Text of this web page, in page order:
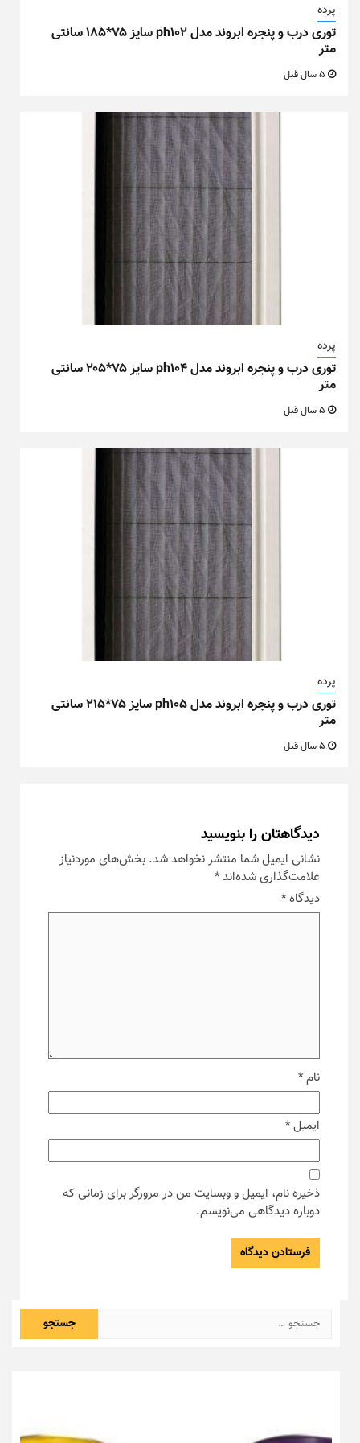
پرده
توری درب و پنجره ابروند مدل ph102 سایز ۷۵*۱۸۵ سانتی
متر
پرده
توری درب و پنجره ابروند مدل ph104 سایز ۷۵*۲۰۵ سانتی
متر
پرده
توری درب و پنجره ابروند مدل ph105 سایز ۷۵*۲۱۵ سانتی
متر
دیدگاهتان را بنویسید
نشانی ایمیل شما منتشر نخواهد شد. بخش‌های موردنیاز
علامت‌گذاری شده‌اند*
دیدگاه*
نام*
ایمیل*
ذخیره نام، ایمیل و وبسایت من در مرورگر برای زمانی که
دوباره دیدگاهی می‌نویسم.
جستجو
برای: